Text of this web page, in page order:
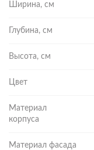
Ширина, см
Глубина, см
Высота, см
Цвет
Материал
корпуса
Материал фасада